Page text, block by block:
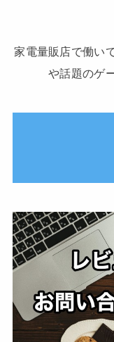
家電量販店で働い
や話題のゲ